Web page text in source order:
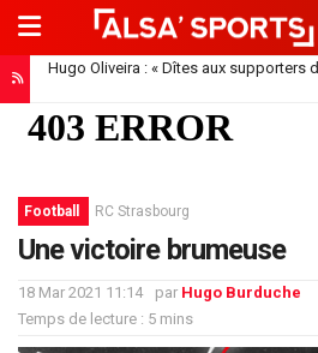
Hugo Oliveira : « Dîtes aux supporters
Football RC Strasbourg
Une victoire brumeuse
18 Mar 2021 11:14 par Hugo Burduche
Temps de lecture : 5 mins